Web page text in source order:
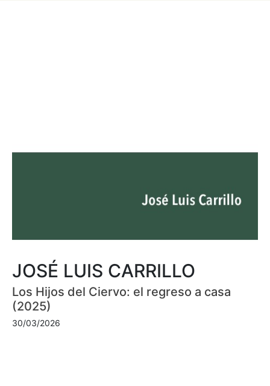
JOSÉ LUIS CARRILLO
Los Hijos del Ciervo: el regreso a casa
(2025)
30/03/2026